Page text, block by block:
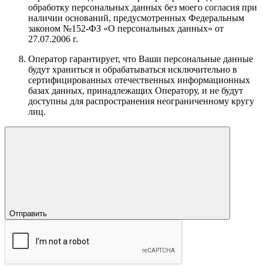
обработку персональных данных без моего согласия при
наличии оснований, предусмотренных Федеральным
законом №152-ФЗ «О персональных данных» от
27.07.2006 г.
Оператор гарантирует, что Ваши персональные данные
будут храниться и обрабатываться исключительно в
сертифицированных отечественных информационных
базах данных, принадлежащих Оператору, и не будут
доступны для распространения неограниченному кругу
лиц.
Отправить